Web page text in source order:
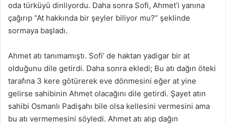
oda türküyü dinliyordu. Daha sonra Sofi, Ahmet’i yanına
çağırıp “At hakkında bir şeyler biliyor mu?” şeklinde
sormaya başladı.
Ahmet atı tanımamıştı. Sofi’ de haktan yadigar bir at
olduğunu dile getirdi. Daha sonra ekledi; Bu atı dağın öteki
tarafına 3 kere götürerek eve dönmesini eğer at yine
gelirse sahibinin Ahmet olacağını dile getirdi. Şayet atın
sahibi Osmanlı Padişahı bile olsa kellesini vermesini ama
bu atı vermemesini söyledi. Ahmet atı alıp dağın